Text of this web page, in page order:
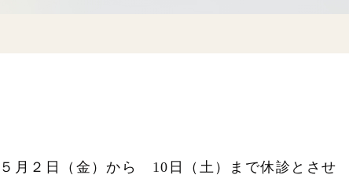
月２日（金）から 10日（土）まで休診とさせ